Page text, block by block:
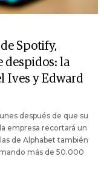
Spotify,
despidos: la
Ives y Edward
después de que su
empresa recortará un
de Alphabet también
más de 50.000